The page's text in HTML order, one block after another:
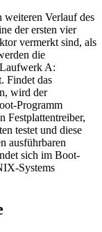
weiteren Verlauf des
der ersten vier
vermerkt sind, als
die
A:
Findet das
wird der
Programm
Festplattentreiber,
testet und diese
ausführbaren
sich im Boot-
Systems